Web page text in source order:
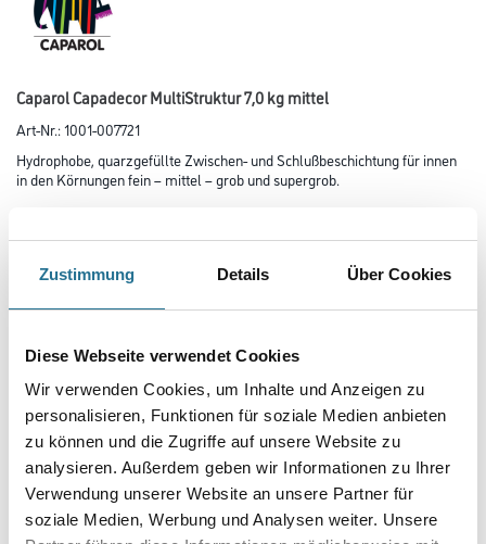
Zustimmung Details Über Cookies
Diese Webseite verwendet Cookies
Wir verwenden Cookies, um Inhalte und Anzeigen zu
personalisieren, Funktionen für soziale Medien anbieten
zu können und die Zugriffe auf unsere Website zu
analysieren. Außerdem geben wir Informationen zu Ihrer
Verwendung unserer Website an unsere Partner für
soziale Medien, Werbung und Analysen weiter. Unsere
Caparol Capadecor MultiStruktur 7,0 kg mittel
Art-Nr.:1001-007721
Hydrophobe, quarzgefüllte Zwischen- und Schlußbeschichtung für innen
in den Körnungen fein – mittel – grob und supergrob.
Glanzgrad
Körnung
Gebinde